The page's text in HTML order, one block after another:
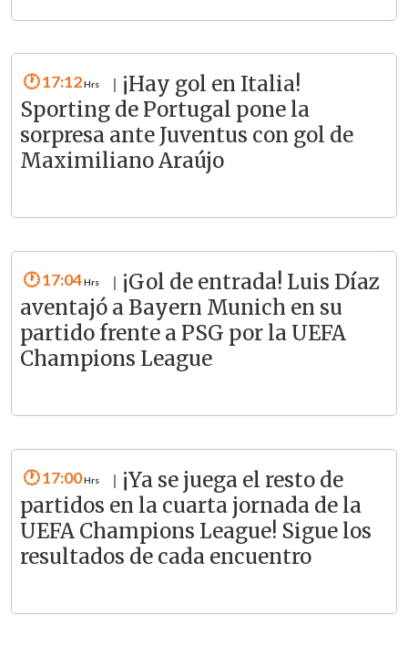
17:12
¡Hay gol en Italia!
Sporting de Portugal pone la
sorpresa ante Juventus con gol de
Maximiliano Araújo
17:04
¡Gol de entrada! Luis Díaz
aventajó a Bayern Munich en su
partido frente a PSG por la UEFA
Champions League
17:00
¡Ya se juega el resto de
partidos en la cuarta jornada de la
UEFA Champions League! Sigue los
resultados de cada encuentro